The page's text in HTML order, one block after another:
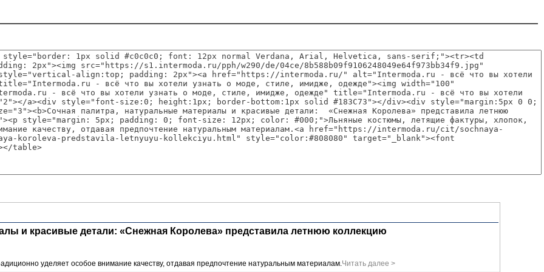
и красивые детали: «Снежная Королева» представила летнюю коллекцию
уделяет особое внимание качеству, отдавая предпочтение натуральным материалам.Читать далее >